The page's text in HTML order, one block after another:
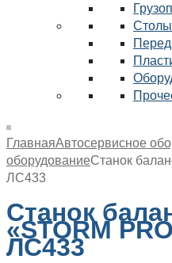
ГлавнаяАвтосервисное
оборудованиеСтанок
ЛС433
Станок
«STORM
ЛС433